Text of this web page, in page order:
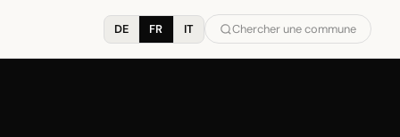
DE FR IT Chercher une commune